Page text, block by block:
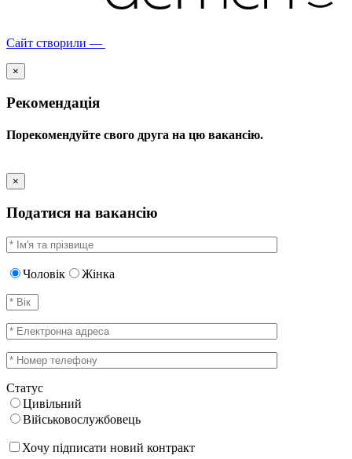
Сайт створили —
×
Рекомендація
Порекомендуйте свого друга на цю вакансію.
×
Податися на вакансію
Чоловік Жінка
Статус
Цивільний
Військовослужбовець
Хочу підписати новий контракт